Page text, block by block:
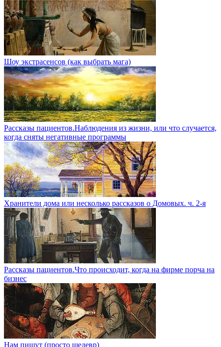
Шоу экстрасенсов (как выбрать мага)
Рассказы пациентов.Наблюдения из жизни, или что случается,
когда сняты негативные программы
Хранители дома или несколько рассказов о Домовых. ч. 2-я
Рассказы пациентов.Что происходит, когда на фирме порча на
бизнес
Нам пишут (просто шедевр)